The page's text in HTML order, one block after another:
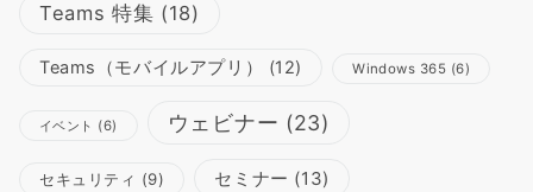
Teams 特集 (18)
Teams（モバイルアプリ） (12) Windows 365 (6)
イベント (6) ウェビナー (23)
セキュリティ (9) セミナー (13)